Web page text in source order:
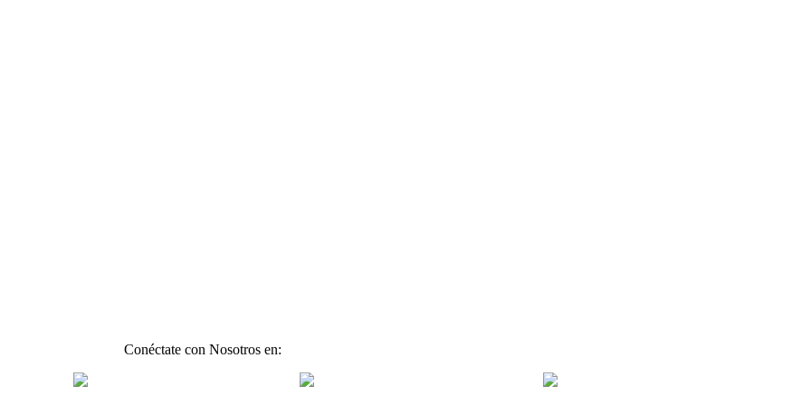
Conéctate con Nosotros en: